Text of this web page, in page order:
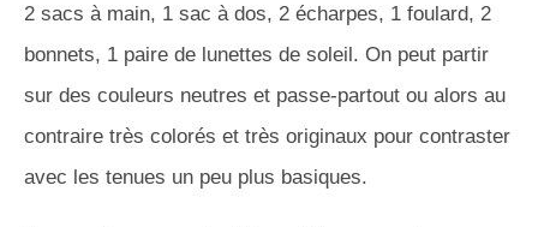
2 sacs à main, 1 sac à dos, 2 écharpes, 1 foulard, 2
bonnets, 1 paire de lunettes de soleil. On peut partir
sur des couleurs neutres et passe-partout ou alors au
contraire très colorés et très originaux pour contraster
avec les tenues un peu plus basiques.